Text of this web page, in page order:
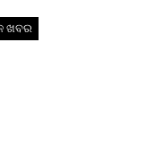
ଖବର